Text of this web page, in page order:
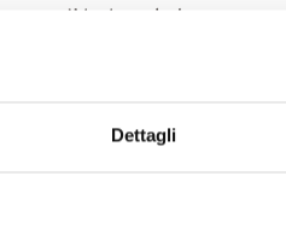
Dettagli
la sua casa nello storico
A Cortina questa
ha trovato nuovi
Pechino 2022. Ogni